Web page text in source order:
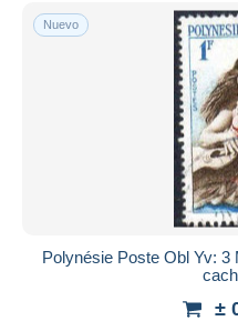
Sólo con descuento
Envío gratis
Métodos de pago
Transferencia
Mastercard
Bancontact
iDeal
Nuevo
Polynésie Poste Obl Yv: 3
±